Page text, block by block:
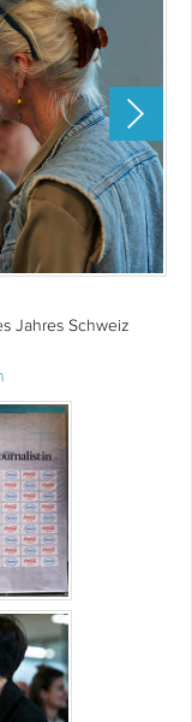
Jahres Schweiz